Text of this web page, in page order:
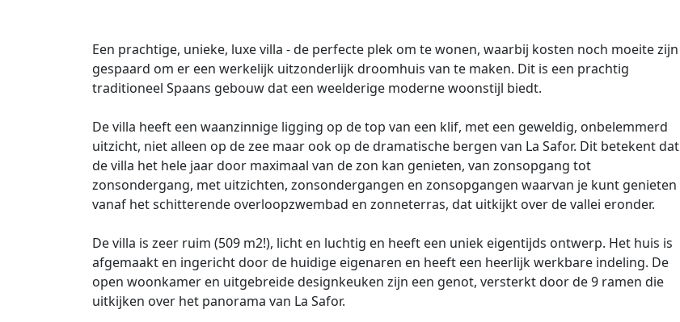
Een prachtige, unieke, luxe villa - de perfecte plek om te wonen, waarbij kosten noch moeite zijn
gespaard om er een werkelijk uitzonderlijk droomhuis van te maken. Dit is een prachtig
traditioneel Spaans gebouw dat een weelderige moderne woonstijl biedt.
De villa heeft een waanzinnige ligging op de top van een klif, met een geweldig, onbelemmerd
uitzicht, niet alleen op de zee maar ook op de dramatische bergen van La Safor. Dit betekent dat
de villa het hele jaar door maximaal van de zon kan genieten, van zonsopgang tot
zonsondergang, met uitzichten, zonsondergangen en zonsopgangen waarvan je kunt genieten
vanaf het schitterende overloopzwembad en zonneterras, dat uitkijkt over de vallei eronder.
De villa is zeer ruim (509 m2!), licht en luchtig en heeft een uniek eigentijds ontwerp. Het huis is
afgemaakt en ingericht door de huidige eigenaren en heeft een heerlijk werkbare indeling. De
open woonkamer en uitgebreide designkeuken zijn een genot, versterkt door de 9 ramen die
uitkijken over het panorama van La Safor.